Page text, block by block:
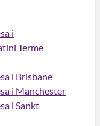
i
Terme
i Brisbane
i Manchester
i Sankt